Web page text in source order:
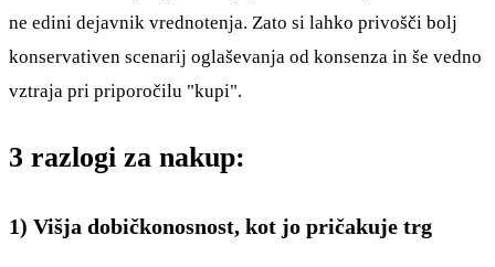
ne edini dejavnik vrednotenja. Zato si lahko privošči bolj
konservativen scenarij oglaševanja od konsenza in še vedno
vztraja pri priporočilu "kupi".
3 razlogi za nakup:
1) Višja dobičkonosnost, kot jo pričakuje trg